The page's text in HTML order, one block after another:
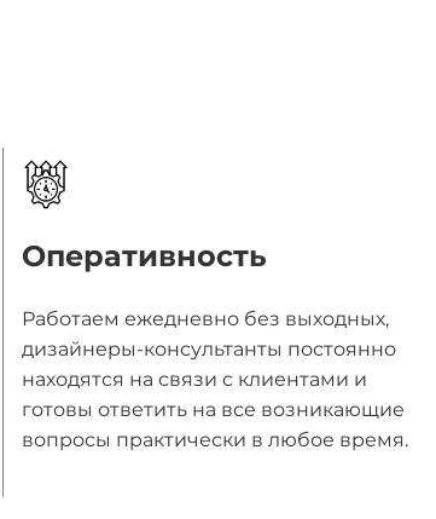
Оперативность
Работаем ежедневно без выходных,
дизайнеры-консультанты постоянно
находятся на связи с клиентами и
готовы ответить на все возникающие
вопросы практически в любое время.